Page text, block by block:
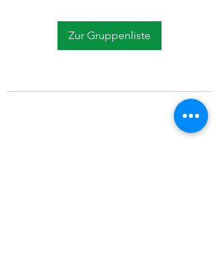
Zur Gruppenliste